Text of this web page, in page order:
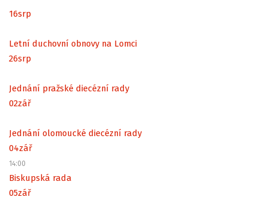
16srp
Letní duchovní obnovy na Lomci
26srp
Jednání pražské diecézní rady
02zář
Jednání olomoucké diecézní rady
04zář
14:00
Biskupská rada
05zář